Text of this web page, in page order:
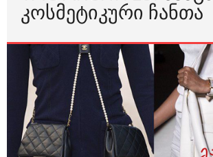
ᲙᲝᲡᲛᲔᲢᲘᲙᲣᲠᲘ ᲩᲐᲜᲗᲐ